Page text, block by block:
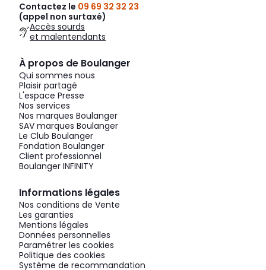
Contactez le 09 69 32 32 23
(appel non surtaxé)
Accès sourds
et malentendants
À propos de Boulanger
Qui sommes nous
Plaisir partagé
L'espace Presse
Nos services
Nos marques Boulanger
SAV marques Boulanger
Le Club Boulanger
Fondation Boulanger
Client professionnel
Boulanger INFINITY
Informations légales
Nos conditions de Vente
Les garanties
Mentions légales
Données personnelles
Paramétrer les cookies
Politique des cookies
Système de recommandation